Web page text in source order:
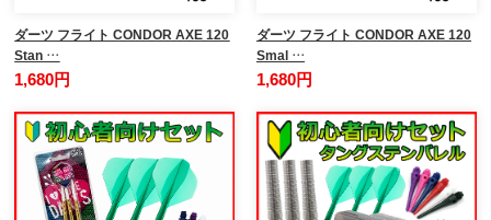
ダーツ フライト CONDOR AXE 120
Stan …
1,680円
ダーツ フライト CONDOR AXE 120
Smal …
1,680円